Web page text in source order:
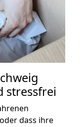
stressfrei
dass ihre